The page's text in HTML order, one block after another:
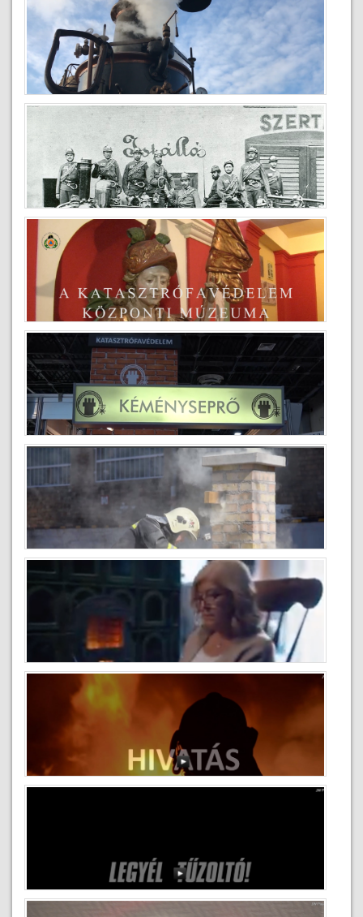
Köszöntő a Tűzoltónap alkalmából
2020-05-04
Gőzfecskendő
2020-02-17
150 éves a tűzoltóság
2020-02-04
Bemutatkozás
2019-10-09
Construma 2017
2019-09-11
Mit tegyek kéménytűz esetén
2019-02-14
Kéményseprés kampányfilm
2019-02-11
Toborzófilm 2
2018-04-26